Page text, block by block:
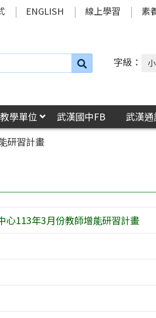
ENGLISH 線上學習 素
搜
字級： 小
教學單位 武漢國中FB 武漢通
研習計畫
心113年3月份教師增能研習計畫